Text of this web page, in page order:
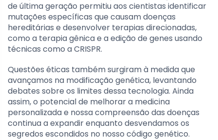
de última geração permitiu aos cientistas identificar
mutações específicas que causam doenças
hereditárias e desenvolver terapias direcionadas,
como a terapia gênica e a edição de genes usando
técnicas como a CRISPR.
Questões éticas também surgiram à medida que
avançamos na modificação genética, levantando
debates sobre os limites dessa tecnologia. Ainda
assim, o potencial de melhorar a medicina
personalizada e nossa compreensão das doenças
continua a expandir enquanto desvendamos os
segredos escondidos no nosso código genético.